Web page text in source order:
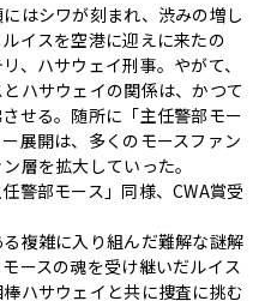
はシワが刻まれ、渋みの増し
イスを空港に迎えに来たの
、ハサウェイ刑事。やがて、
ハサウェイの関係は、かつて
せる。随所に「主任警部モー
展開は、多くのモースファン
層を拡大していった。
警部モース」同様、CWA賞受
複雑に入り組んだ難解な謎解
ースの魂を受け継いだルイス
ハサウェイと共に捜査に挑む